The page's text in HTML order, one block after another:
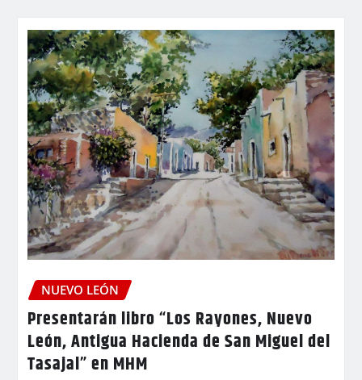
NUEVO LEÓN
Presentarán libro “Los Rayones, Nuevo
León, Antigua Hacienda de San Miguel del
Tasajal” en MHM